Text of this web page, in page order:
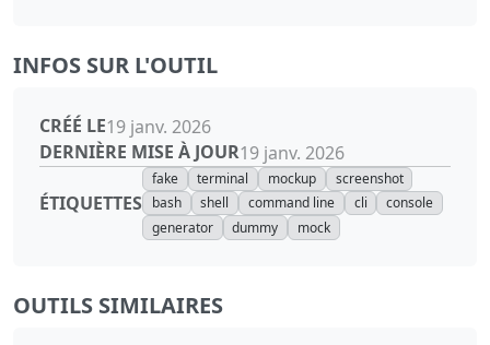
INFOS SUR L'OUTIL
CRÉÉ LE19 janv. 2026
DERNIÈRE MISE À JOUR19 janv. 2026
ÉTIQUETTES
fake terminal mockup
screenshot
bash
shell command line cli
console
generator
dummy mock
OUTILS SIMILAIRES